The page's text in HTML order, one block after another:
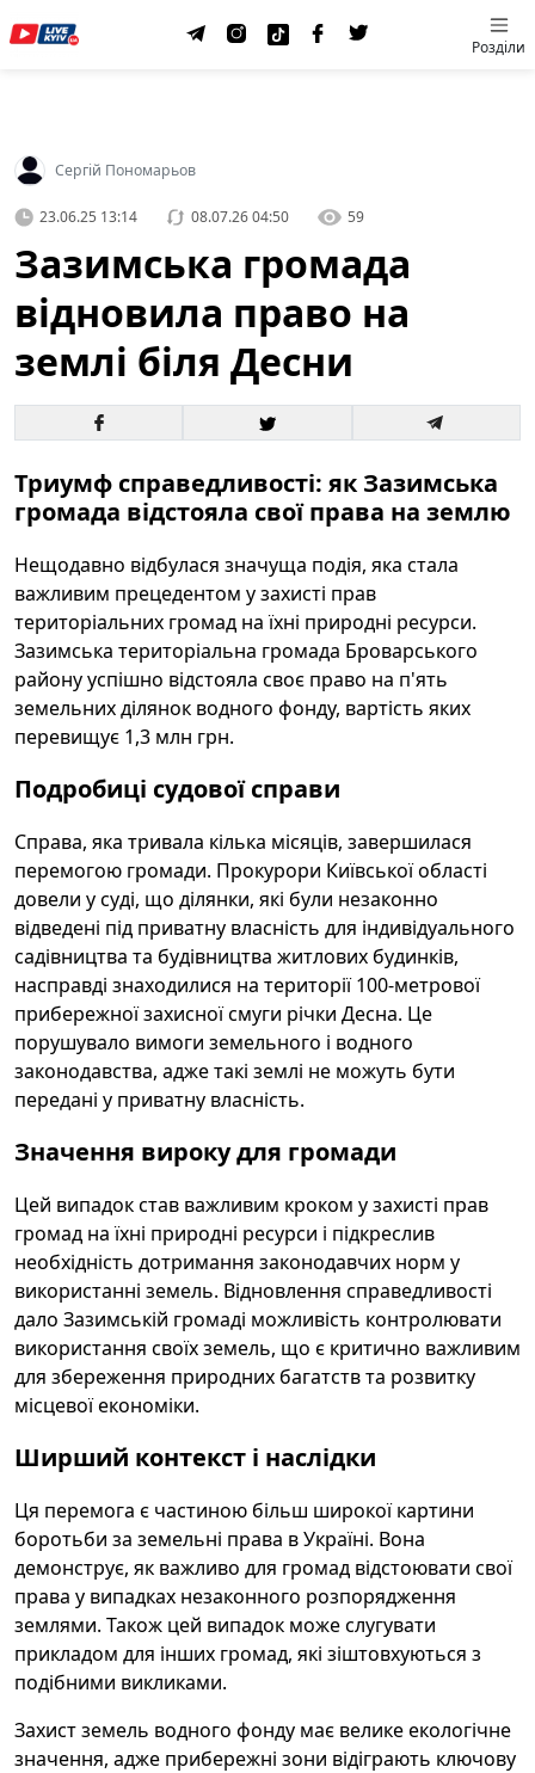
Розділи
Сергій Пономарьов
23.06.25 13:14 08.07.26 04:50 59
Зазимська громада
відновила право на
землі біля Десни
Триумф справедливості: як Зазимська
громада відстояла свої права на землю
Нещодавно відбулася значуща подія, яка стала
важливим прецедентом у захисті прав
територіальних громад на їхні природні ресурси.
Зазимська територіальна громада Броварського
району успішно відстояла своє право на п'ять
земельних ділянок водного фонду, вартість яких
перевищує 1,3 млн грн.
Подробиці судової справи
Справа, яка тривала кілька місяців, завершилася
перемогою громади. Прокурори Київської області
довели у суді, що ділянки, які були незаконно
відведені під приватну власність для індивідуального
садівництва та будівництва житлових будинків,
насправді знаходилися на території 100-метрової
прибережної захисної смуги річки Десна. Це
порушувало вимоги земельного і водного
законодавства, адже такі землі не можуть бути
передані у приватну власність.
Значення вироку для громади
Цей випадок став важливим кроком у захисті прав
громад на їхні природні ресурси і підкреслив
необхідність дотримання законодавчих норм у
використанні земель. Відновлення справедливості
дало Зазимській громаді можливість контролювати
використання своїх земель, що є критично важливим
для збереження природних багатств та розвитку
місцевої економіки.
Ширший контекст і наслідки
Ця перемога є частиною більш широкої картини
боротьби за земельні права в Україні. Вона
демонструє, як важливо для громад відстоювати свої
права у випадках незаконного розпорядження
землями. Також цей випадок може слугувати
прикладом для інших громад, які зіштовхуються з
подібними викликами.
Захист земель водного фонду має велике екологічне
значення, адже прибережні зони відіграють ключову